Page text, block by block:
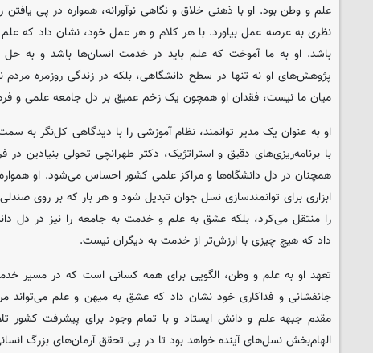
علم و وطن بود. او با ذهنی خلاق و نگاهی نوآورانه، همواره در پی یافتن
نظری به عرصه عمل بیاورد. با هر کلام و هر عمل خود، نشان داد که علم
باشد. او به ما آموخت که علم باید در خدمت انسان‌ها باشد و به حل
پژوهش‌های او نه تنها در سطح دانشگاهی، بلکه در زندگی روزمره مردم
میان ما نیست، فقدان او همچون یک زخم عمیق بر دل جامعه علمی و
او به عنوان یک مدیر توانمند، نظام آموزشی را با دیدگاهی کل‌نگر به
با برنامه‌ریزی‌های دقیق و استراتژیک، دکتر طهرانچی تحولی بنیادین در
همچنان در دل دانشگاه‌ها و مراکز علمی کشور احساس می‌شود. او همواره
ابزاری برای توانمندسازی نسل جوان تبدیل شود و هر بار که بر روی
را منتقل می‌کرد، بلکه عشق به علم و خدمت به جامعه را نیز در دل
داد که هیچ چیزی با ارزش‌تر از خدمت به دیگران نیست.
تعهد او به علم و وطن، الگویی برای همه کسانی است که در مسیر
جانفشانی و فداکاری خود نشان داد که عشق به میهن و علم می‌تواند
مقدم جبهه علم و دانش ایستاد و با تمام وجود برای پیشرفت کشور
الهام‌بخش نسل‌های آینده خواهد بود تا در پی تحقق آرمان‌های بزرگ